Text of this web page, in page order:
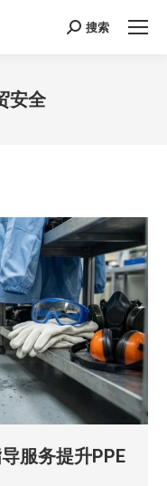
Search:
搜索
安全
服务提升PPE